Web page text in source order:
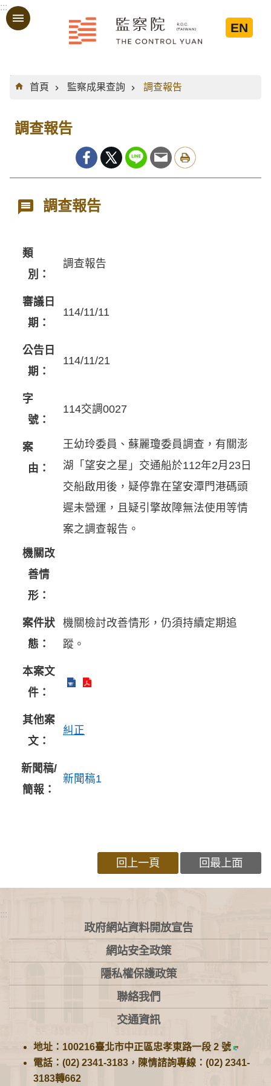
跳到主要內容區塊
:::
EN
:::
首頁
監察成果查詢 調查報告
調查報告
調查報告
類
別：
調查報告
審議日
期：
114/11/11
公告日
期：
114/11/21
字
號：
114交調0027
案
由：
王幼玲委員、蘇麗瓊委員調查，有關澎
湖「望安之星」交通船於112年2月23日
交船啟用後，疑停靠在望安潭門港碼頭
遲未營運，且疑引擎故障無法使用等情
案之調查報告。
機關改
善情
形：
案件狀
態：
機關檢討改善情形，仍須持續定期追
蹤。
本案文
件：
其他案
文：
糾正
新聞稿/
簡報：
新聞稿1
回上一頁 回最上面
:::
政府網站資料開放宣告
網站安全政策
隱私權保護政策
聯絡我們
交通資訊
地址：100216臺北市中正區忠孝東路一段 2 號
電話：(02) 2341-3183，陳情諮詢專線：(02) 2341-
3183轉662